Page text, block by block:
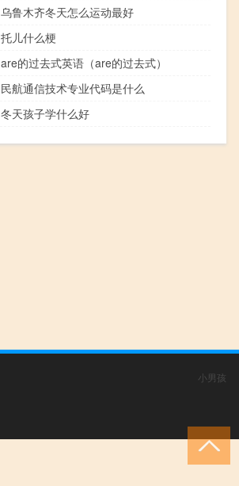
乌鲁木齐冬天怎么运动最好
托儿什么梗
are的过去式英语（are的过去式）
民航通信技术专业代码是什么
冬天孩子学什么好
小男孩